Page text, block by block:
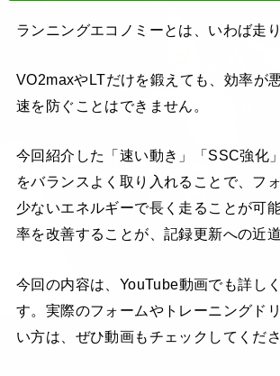
ランニングエコノミーとは、いわば走
VO2maxやLTだけを鍛えても、効率が
速を防ぐことはできません。
今回紹介した「速い動き」「SSC強化
をバランスよく取り入れることで、フ
少ないエネルギーで長く走ることが可
率を改善することが、記録更新への近道
今回の内容は、YouTube動画でも詳し
す。実際のフォームやトレーニングド
い方は、ぜひ動画もチェックしてくださ